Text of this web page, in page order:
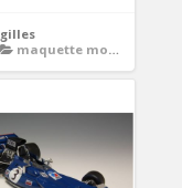
gilles
maquette moto gp